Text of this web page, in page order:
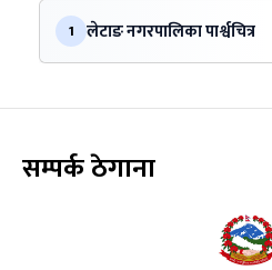
1 लेटाङ नगरपालिका पार्श्वचित्र
सम्पर्क ठेगाना